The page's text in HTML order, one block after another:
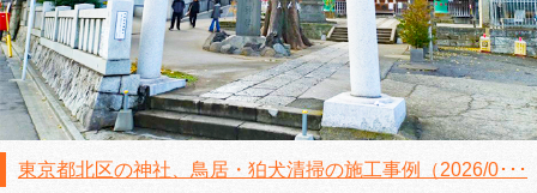
東京都北区の神社、鳥居・狛犬清掃の施工事例（2026/0･･･